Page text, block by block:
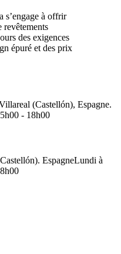
s’engage à offrir
revêtements
des exigences
épuré et des prix
(Castellón), Espagne.
- 18h00
EspagneLundi à